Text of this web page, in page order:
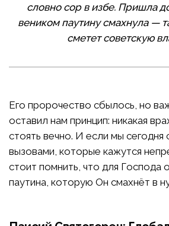
словно сор в избе. Пришла
веником паутину смахнула —
сметет советскую
Его пророчество сбылось, но
оставил нам принцип: никакая
стоять вечно. И если мы сегодня
вызовами, которые кажутся
стоит помнить, что для Господа
паутина, которую Он смахнёт в